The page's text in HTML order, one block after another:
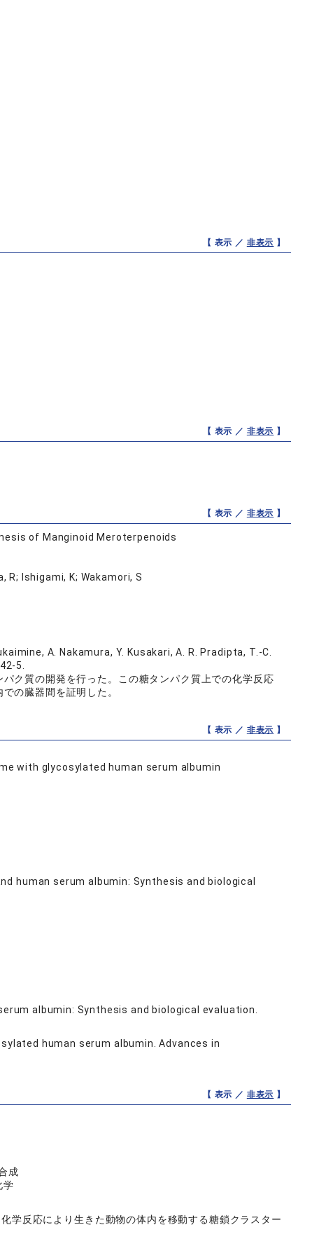
【 表示 ／ 非表示 】
【 表示 ／ 非表示 】
【 表示 ／ 非表示 】
of Manginoid Meroterpenoids
R; Ishigami, K; Wakamori, S
A. Nakamura, Y. Kusakari, A. R. Pradipta, T.-C.
5.
ク質の開発を行った。この糖タンパク質上での化学反応
の臓器間を証明した。
【 表示 ／ 非表示 】
with glycosylated human serum albumin
human serum albumin: Synthesis and biological
albumin: Synthesis and biological evaluation.
human serum albumin. Advances in
【 表示 ／ 非表示 】
成
学
反応により生きた動物の体内を移動する糖鎖クラスター